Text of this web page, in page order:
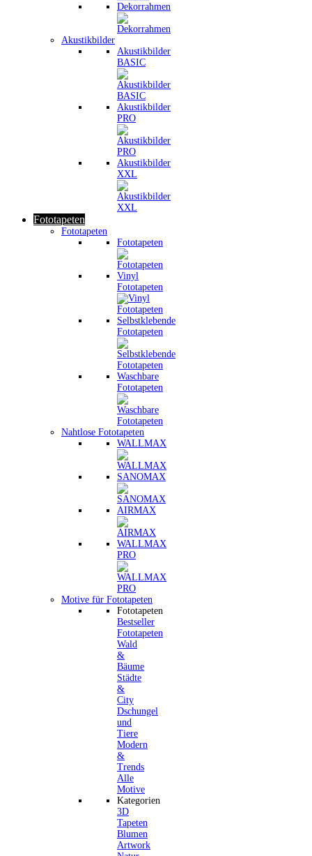
Dekorrahmen
Akustikbilder
Akustikbilder
BASIC
Akustikbilder
PRO
Akustikbilder
XXL
Fototapeten
Fototapeten
Fototapeten
Vinyl
Fototapeten
Selbstklebende
Fototapeten
Waschbare
Fototapeten
Nahtlose Fototapeten
WALLMAX
SANOMAX
AIRMAX
WALLMAX
PRO
Motive für Fototapeten
Fototapeten
Bestseller
Fototapeten
Wald
&
Bäume
Städte
&
City
Dschungel
und
Tiere
Modern
&
Trends
Alle
Motive
Kategorien
3D
Tapeten
Blumen
Artwork